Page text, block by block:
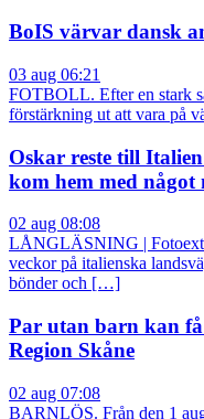
BoIS värvar dansk
03 aug 06:21
FOTBOLL. Efter en stark
förstärkning ut att vara på
Oskar reste till
kom hem med något
02 aug 08:08
LÅNGLÄSNING |
veckor på italienska
bönder och […]
Par utan barn kan
Region Skåne
02 aug 07:08
BARNLÖS. Från den 1